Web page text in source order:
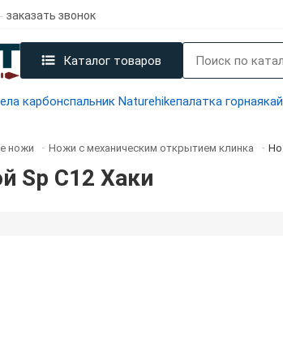
заказать звонок
Каталог товаров
карбонспальник Naturehikeпалатка горная
ножи - Ножи с механическим открытием клинка -
Sp С12 Хаки